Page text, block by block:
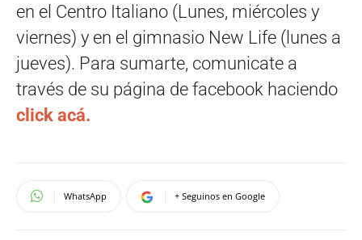
en el Centro Italiano (Lunes, miércoles y
viernes) y en el gimnasio New Life (lunes a
jueves). Para sumarte, comunicate a
través de su página de facebook haciendo
click acá.
WhatsApp + Seguinos en Google